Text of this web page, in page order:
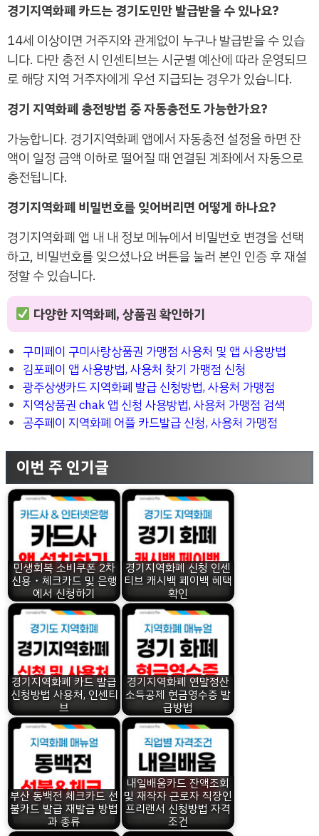
경기지역화폐 카드는 경기도민만 발급받을 수 있나요?
14세 이상이면 거주지와 관계없이 누구나 발급받을 수 있습
니다. 다만 충전 시 인센티브는 시군별 예산에 따라 운영되므
로 해당 지역 거주자에게 우선 지급되는 경우가 있습니다.
경기 지역화폐 충전방법 중 자동충전도 가능한가요?
가능합니다. 경기지역화폐 앱에서 자동충전 설정을 하면 잔
액이 일정 금액 이하로 떨어질 때 연결된 계좌에서 자동으로
충전됩니다.
경기지역화폐 비밀번호를 잊어버리면 어떻게 하나요?
경기지역화폐 앱 내 내 정보 메뉴에서 비밀번호 변경을 선택
하고, 비밀번호를 잊으셨나요 버튼을 눌러 본인 인증 후 재설
정할 수 있습니다.
다양한 지역화폐, 상품권 확인하기
구미페이 구미사랑상품권 가맹점 사용처 및 앱 사용방법
김포페이 앱 사용방법, 사용처 찾기 가맹점 신청
광주상생카드 지역화폐 발급 신청방법, 사용처 가맹점
지역상품권 chak 앱 신청 사용방법, 사용처 가맹점 검색
공주페이 지역화폐 어플 카드발급 신청, 사용처 가맹점
이번 주 인기글
민생회복 소비쿠폰 2차
신용・체크카드 및 은행
에서 신청하기
경기지역화폐 신청 인센
티브 캐시백 페이백 혜택
확인
경기지역화폐 카드 발급
신청방법 사용처, 인센티
브
경기지역화폐 연말정산
소득공제 현금영수증 발
급방법
부산 동백전 체크카드 선
불카드 발급 재발급 방법
과 종류
내일배움카드 잔액조회
및 재작자 근로자 직장인
프리랜서 신청방법 자격
조건